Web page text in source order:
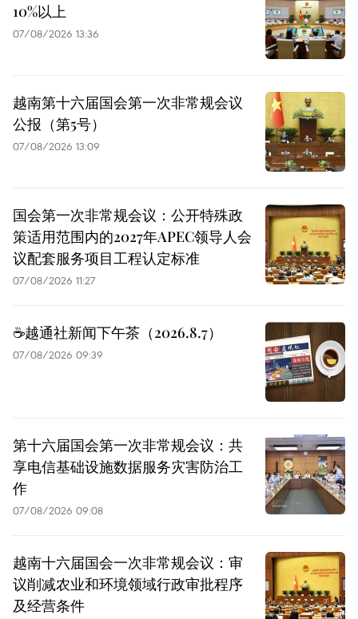
10%以上
07/08/2026 13:36
越南第十六届国会第一次非常规会议
公报（第5号）
07/08/2026 13:09
国会第一次非常规会议：公开特殊政
策适用范围内的2027年APEC领导人会
议配套服务项目工程认定标准
07/08/2026 11:27
☕️越通社新闻下午茶（2026.8.7）
07/08/2026 09:39
第十六届国会第一次非常规会议：共
享电信基础设施数据服务灾害防治工
作
07/08/2026 09:08
越南十六届国会一次非常规会议：审
议削减农业和环境领域行政审批程序
及经营条件